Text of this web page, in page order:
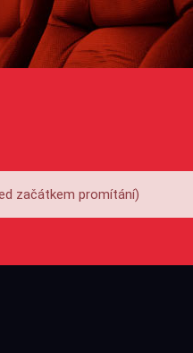
začátkem promítání)